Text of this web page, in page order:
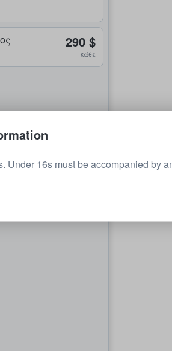
290 $
κάθε
Under 16s must be accompanied by